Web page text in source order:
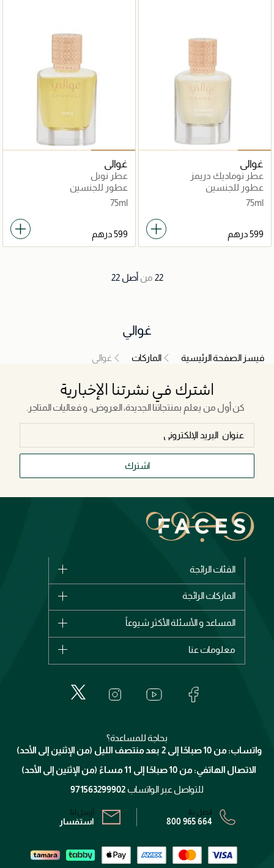
غوالي
عطر نوماديك دريمز
عطور للجنسين
75ml
غوالي
عطر نوبل
عطور للجنسين
75ml
22 من أصل 22
غوالي
فيسز الصفحة الرئيسية الماركات غوالي
اشترك في نشرتنا الإخبارية
كن أول من يعلم بمنتجاتنا الجديدة، العروض، و فعاليات المتاجر.
اشترك
الفئات الرائجة
الأكثر مبيعاً
اشترِ بطاقة هدية
الماركات الرائجة
بربري
إيف سان لوران
المساعد و الأسئلة الأكثر شيوعاً
الإرجاع
معلومات عنا
خدمات المعارض
برنامج الولاء ميوز
الشروط و الأحكام
سياسة الخصوصية
بحاجة للمساعدة؟
واتساب: من 10 صباحًا إلى 2 بعد منتصف الليل (من الإثنين إلى الأحد)
الاتصال الهاتفي: من 10 صباحًا إلى 11 مساءً (من الإثنين إلى الأحد)
للتواصل عبر الواتساب 971563299902
اتصل بنا:
800 965 664
أرسل لنا:
استفسار